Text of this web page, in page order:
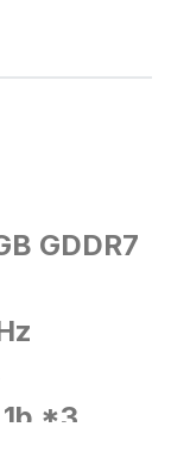
GDDR7
*3,